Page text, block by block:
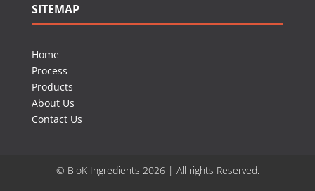
SITEMAP
Home
Process
Products
About Us
Contact Us
© BloK Ingredients 2026 | All rights Reserved.